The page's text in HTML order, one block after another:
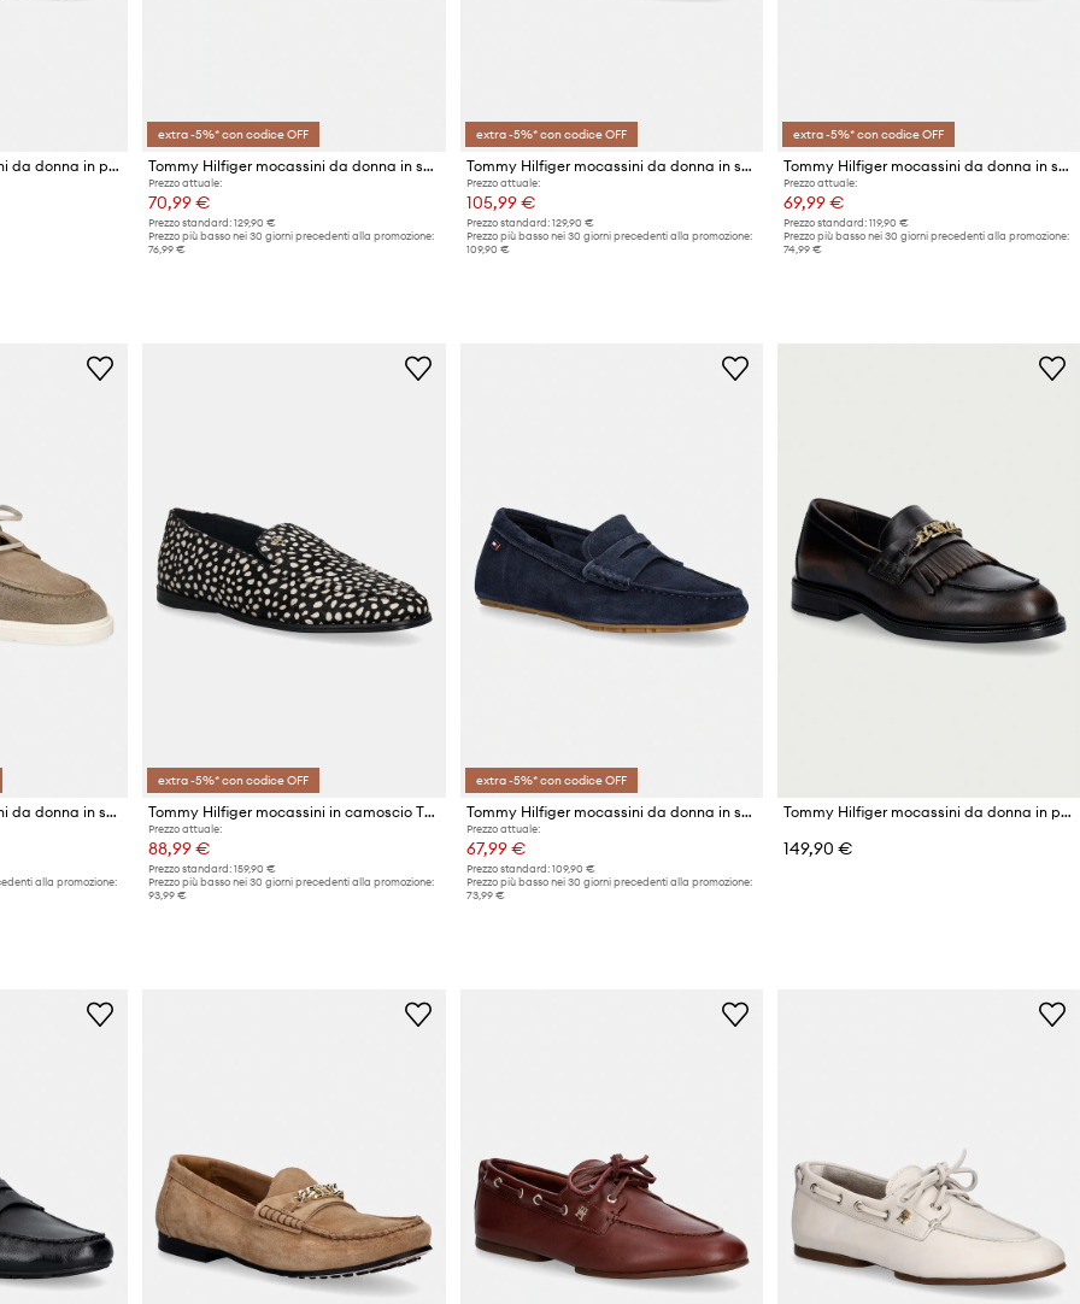
Tommy Hilfiger mocassini da donna in pelle TH LOAFER TASSEL ABRASIVATO
extra -5%* con codice OFF
Tommy Hilfiger mocassini da donna in scamoscio LIGHT SUEDE TASSEL LOAFER
Prezzo attuale:
70,99 €
Prezzo standard: 129,90 €
Prezzo più basso nei 30 giorni precedenti alla promozione:
76,99 €
extra -5%* con codice OFF
Tommy Hilfiger mocassini da donna in scamoscio TH FLEX SUEDE LOAFER BALLERINA
Prezzo attuale:
105,99 €
Prezzo standard: 129,90 €
Prezzo più basso nei 30 giorni precedenti alla promozione:
109,90 €
extra -5%* con codice OFF
Tommy Hilfiger mocassini da donna in scamoscio HILFIGER SUEDE BOAT SHOE
Prezzo attuale:
69,99 €
Prezzo standard: 119,90 €
Prezzo più basso nei 30 giorni precedenti alla promozione:
74,99 €
Tommy Hilfiger mocassini da donna in scamoscio LIGHT SUEDE BOAT SHOE
alla promozione:
extra -5%* con codice OFF
Tommy Hilfiger mocassini in camoscio TH PONEY HAIR LOAFER
Prezzo attuale:
88,99 €
Prezzo standard: 159,90 €
Prezzo più basso nei 30 giorni precedenti alla promozione:
93,99 €
extra -5%* con codice OFF
Tommy Hilfiger mocassini da donna in scamoscio FLAG SOFT SUEDE DRIVER LOAFER
Prezzo attuale:
67,99 €
Prezzo standard: 109,90 €
Prezzo più basso nei 30 giorni precedenti alla promozione:
73,99 €
Tommy Hilfiger mocassini da donna in pelle TH CHAIN FRINGE LEATHER LOAFER
149,90 €